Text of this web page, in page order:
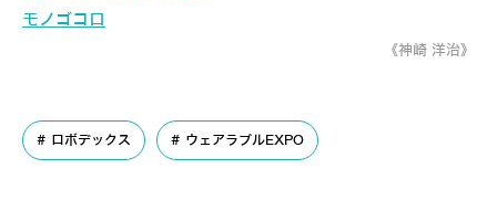
モノゴコロ
《神崎 洋治》
ロボデックス ウェアラブルEXPO